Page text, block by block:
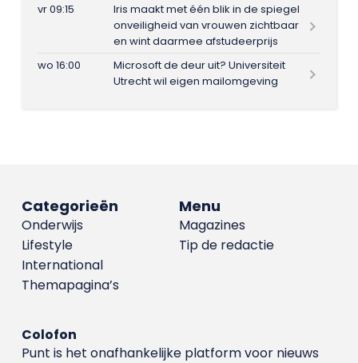
vr 09:15
Iris maakt met één blik in de spiegel
onveiligheid van vrouwen zichtbaar
en wint daarmee afstudeerprijs
wo 16:00
Microsoft de deur uit? Universiteit
Utrecht wil eigen mailomgeving
Menu
Magazines
Tip de redactie
Categorieën
Onderwijs
Lifestyle
International
Themapagina’s
Colofon
Punt is het onafhankelijke platform voor nieuws